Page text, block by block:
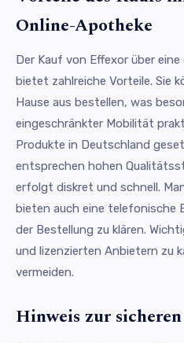
Online-Apotheke
Der Kauf von Effexor über
bietet zahlreiche Vorteile. Sie
Hause aus bestellen, was
eingeschränkter Mobilität
Produkte in Deutschland
entsprechen hohen
erfolgt diskret und schnell.
bieten auch eine telefonische
der Bestellung zu klären.
und lizenzierten Anbietern zu
vermeiden.
Hinweis zur